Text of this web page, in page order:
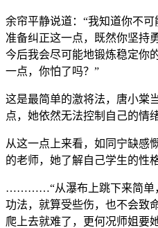
余帘平静说道：“我知道你不
准备纠正这一点，既然你坚持
今后我会尽可能地锻炼稳定你
一点，你怕了吗？”
这是最简单的激将法，唐小棠
点，她依然无法控制自己的情
从这一点上来看，如同宁缺感
的老师，她了解自己学生的性
…………“从瀑布上跳下来简单
功法，就算受些伤，也不会致
爬上去就难了，更何况师姐要